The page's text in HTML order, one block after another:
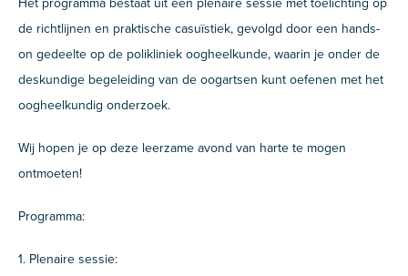
Het programma bestaat uit een plenaire sessie met toelichting op
de richtlijnen en praktische casuïstiek, gevolgd door een hands-
on gedeelte op de polikliniek oogheelkunde, waarin je onder de
deskundige begeleiding van de oogartsen kunt oefenen met het
oogheelkundig onderzoek.
Wij hopen je op deze leerzame avond van harte te mogen
ontmoeten!
Programma:
1. Plenaire sessie: